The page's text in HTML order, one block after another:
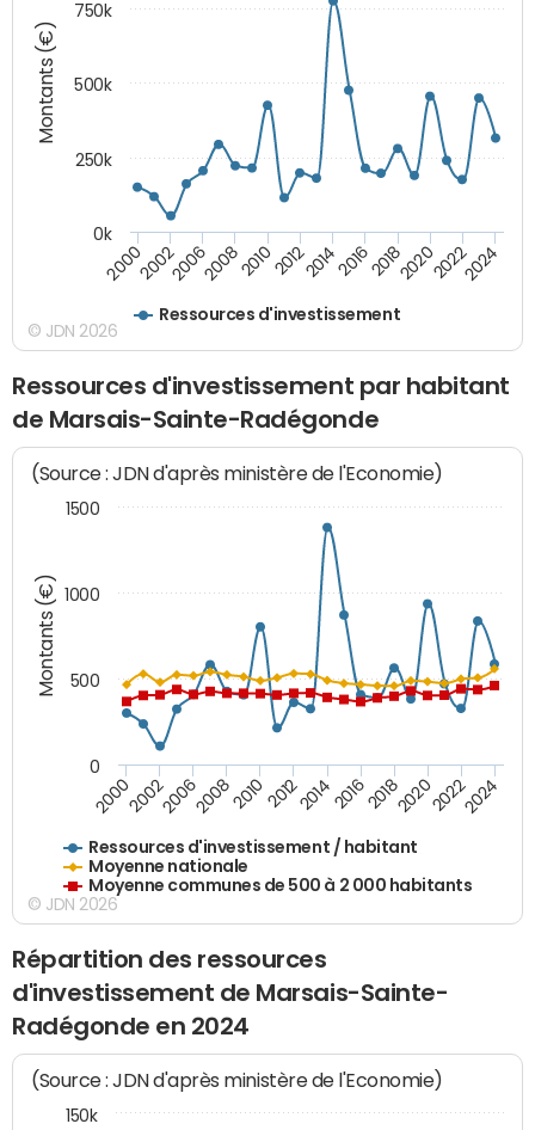
Montants (€)
Ressources d'investissement
200020022006200820102012201420162018202020222024
0k
250k
500k
750k
© JDN 2026
Ressources d'investissement par habitant
de Marsais-Sainte-Radégonde
Montants (€)
(Source : JDN d'après ministère de l'Economie)
Ressources d'investissement / habitant
Moyenne nationale
Moyenne communes de 500 à 2 000 habitants
200020022006200820102012201420162018202020222024
0
500
1000
1500
© JDN 2026
Répartition des ressources
d'investissement de Marsais-Sainte-
Radégonde en 2024
(Source : JDN d'après ministère de l'Economie)
150k